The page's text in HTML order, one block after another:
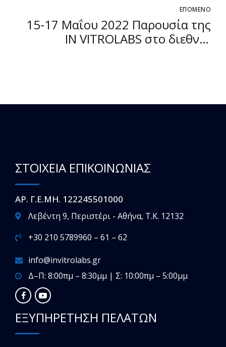
ΕΠΟΜΕΝΟ
15-17 Μαΐου 2022 Παρουσία της
IN VITROLABS στο διεθνές
ΣΤΟΙΧΕΙΑ ΕΠΙΚΟΙΝΩΝΙΑΣ
ΑΡ. Γ.Ε.ΜΗ. 122245501000
Λεβέντη 9, Περιστέρι - Αθήνα, T.K. 12132
+30 210 5789960 – 61 – 62
info@invitrolabs.gr
Δ–Π: 8:00πμ – 8:30μμ | Σ: 10:00πμ – 5:00μμ
ΕΞΥΠΗΡΕΤΗΣΗ ΠΕΛΑΤΩΝ